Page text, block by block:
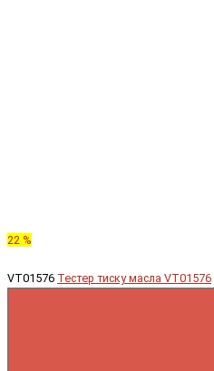
22 %
VT01576 Тестер тиску масла VT01576